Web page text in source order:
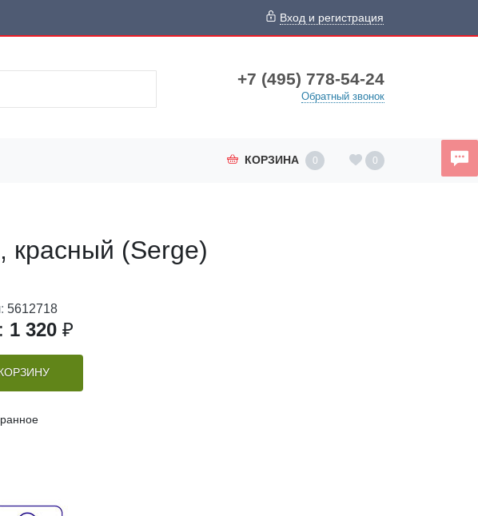
Вход и регистрация
+7 (495) 778-54-24
Обратный звонок
КОРЗИНА 0 0
красный (Serge)
5612718
1 320 ₽